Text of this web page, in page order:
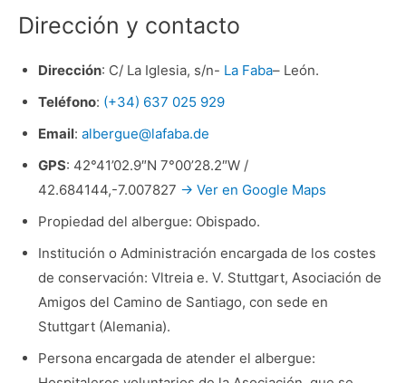
Dirección y contacto
Dirección: C/ La Iglesia, s/n- La Faba– León.
Teléfono: (+34) 637 025 929
Email: albergue@lafaba.de
GPS: 42°41’02.9″N 7°00’28.2″W /
42.684144,-7.007827 → Ver en Google Maps
Propiedad del albergue: Obispado.
Institución o Administración encargada de los costes
de conservación: Vltreia e. V. Stuttgart, Asociación de
Amigos del Camino de Santiago, con sede en
Stuttgart (Alemania).
Persona encargada de atender el albergue: